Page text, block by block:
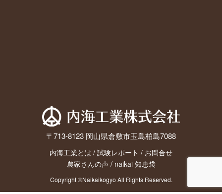
〒713-8123 岡山県倉敷市玉島柏島7088
内海工業とは / 試験レポート / お問合せ
農家さんの声/ naikai 知恵袋
Copyright ©Naikaikogyo All Rights Reserved.